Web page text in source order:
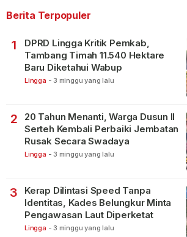
Berita Terpopuler
1
DPRD Lingga Kritik Pemkab,
Tambang Timah 11.540 Hektare
Baru Diketahui Wabup
Lingga - 3 minggu yang lalu
2
20 Tahun Menanti, Warga Dusun II
Serteh Kembali Perbaiki Jembatan
Rusak Secara Swadaya
Lingga - 3 minggu yang lalu
3
Kerap Dilintasi Speed Tanpa
Identitas, Kades Belungkur Minta
Pengawasan Laut Diperketat
Lingga - 3 minggu yang lalu